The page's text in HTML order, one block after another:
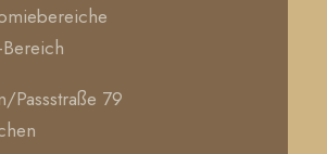
Bereich
Passstraße 79